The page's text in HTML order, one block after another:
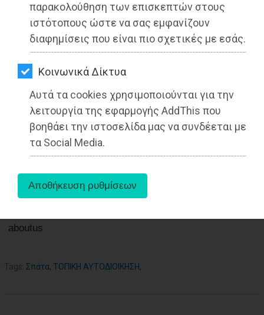
παρακολούθηση των επισκεπτών στους
ιστότοπους ώστε να σας εμφανίζουν
διαφημίσεις που είναι πιο σχετικές με εσάς.
Kοινωνικά Δίκτυα
Αυτά τα cookies χρησιμοποιούνται για την
λειτουργία της εφαρμογής AddThis που
βοηθάει την ιστοσελίδα μας να συνδέεται με
τα Social Media.
ΕΦΗΜΕΡΙΔΕΣ
OΔΗΓΟΣ
ΑΓΟΡΑΣ
ΨΙΘΥΡΟΙ
ΑΠΟΣΤΟΛΗ
ΑΡΘΡΩΝ
16-10-2022
Από τo Dimotisnews
aboutus
Tags: Σπάτα, ΤΟΠΙΚΗ ΑΥΤΟΔΙΟΙΚΗΣΗ,